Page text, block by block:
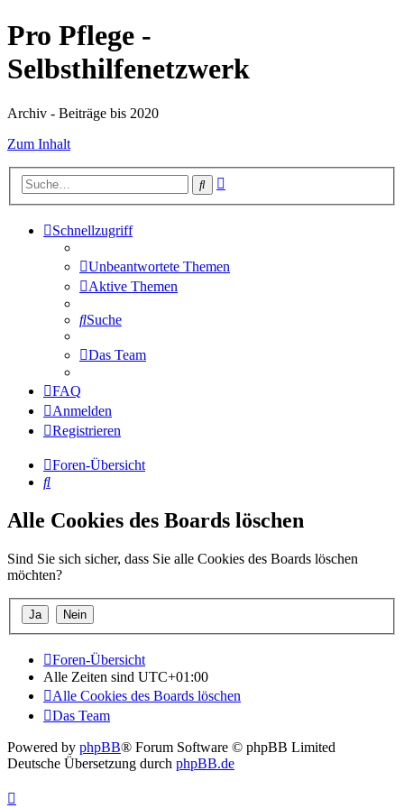
Pro Pflege -
Selbsthilfenetzwerk
Archiv - Beiträge bis 2020
Zum Inhalt
Suche
Schnellzugriff
Unbeantwortete Themen
Aktive Themen
Suche
Das Team
FAQ
Anmelden
Registrieren
Foren-Übersicht
Suche
Alle Cookies des Boards löschen
Sind Sie sich sicher, dass Sie alle Cookies des Boards löschen
möchten?
Foren-Übersicht
Alle Zeiten sind UTC+01:00
Alle Cookies des Boards löschen
Das Team
Powered by phpBB® Forum Software © phpBB Limited
Deutsche Übersetzung durch phpBB.de